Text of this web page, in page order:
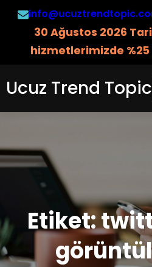
İçeriğe
30 Ağustos 2026
hizmetlerimizde %25
Ucuz Trend Topic
Etiket: